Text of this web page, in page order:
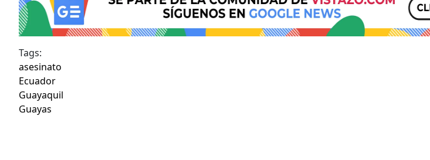
Tags:
asesinato
Ecuador
Guayaquil
Guayas